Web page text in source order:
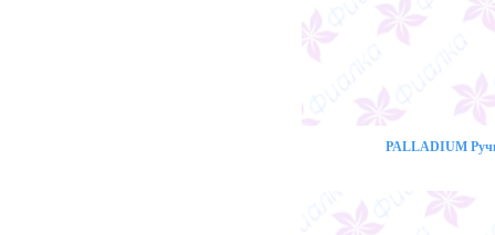
PALLADIUM